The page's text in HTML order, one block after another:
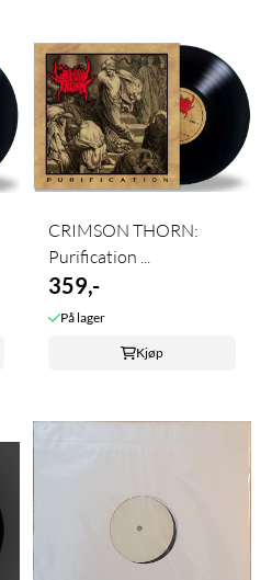
CRIMSON THORN:
Purification ...
359,-
På lager
Kjøp